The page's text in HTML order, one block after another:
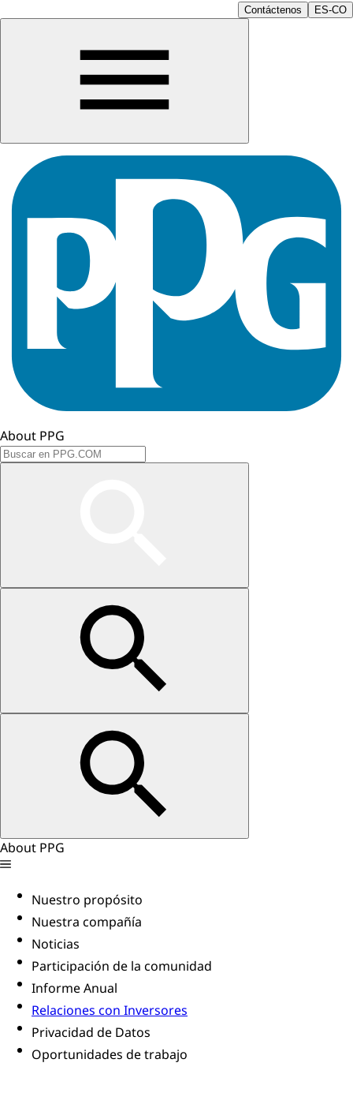
Contáctenos ES-CO
About PPG
About PPG
Nuestro propósito
Nuestra compañía
Noticias
Participación de la comunidad
Informe Anual
Relaciones con Inversores
Privacidad de Datos
Oportunidades de trabajo